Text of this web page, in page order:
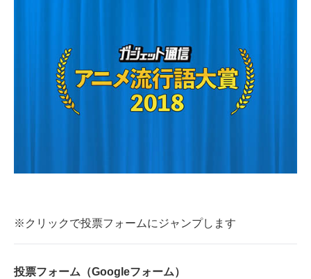
※クリックで投票フォームにジャンプします
投票フォーム（Googleフォーム）